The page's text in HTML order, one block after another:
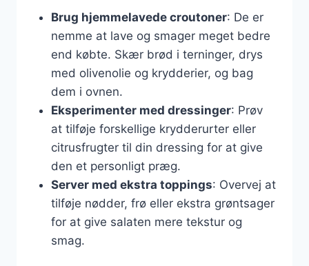
Brug hjemmelavede croutoner: De er
nemme at lave og smager meget bedre
end købte. Skær brød i terninger, drys
med olivenolie og krydderier, og bag
dem i ovnen.
Eksperimenter med dressinger: Prøv
at tilføje forskellige krydderurter eller
citrusfrugter til din dressing for at give
den et personligt præg.
Server med ekstra toppings: Overvej at
tilføje nødder, frø eller ekstra grøntsager
for at give salaten mere tekstur og
smag.